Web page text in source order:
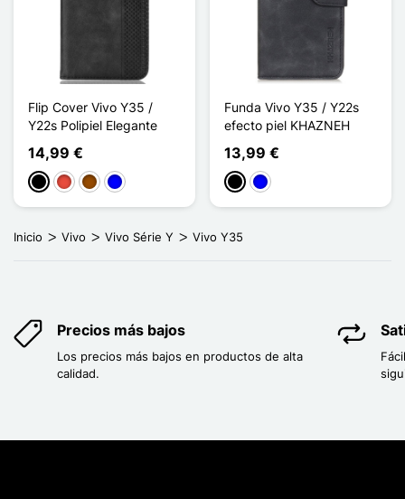
Flip Cover Vivo Y35 /
Y22s Polipiel Elegante
14,99 €
NegroRojoMarrón
Azul
Funda Vivo Y35 / Y22s
efecto piel KHAZNEH
13,99 €
NegroAzul
Inicio Vivo Vivo Série Y Vivo Y35
Precios más bajos
Los precios más bajos en productos de alta
calidad.